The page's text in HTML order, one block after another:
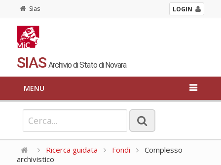
Sias LOGIN
SIAS Archivio di Stato di Novara
MENU
Ricerca guidata Fondi
Complesso
archivistico